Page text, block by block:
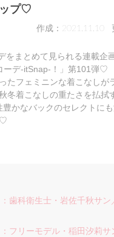
ップ♡
作成：2021.11.10
をまとめて見られる連載企
ーデ-itSnap-！」第101弾
たフェミニンな着こなし
冬着こなしの重たさを払拭
かなバックのセレクトに
♡
歯科衛生士・岩佐千秋サ
フリーモデル・稲田汐莉